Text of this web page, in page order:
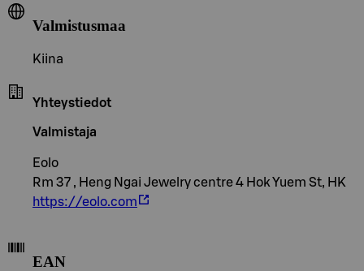
Valmistusmaa
Kiina
Yhteystiedot
Valmistaja
Eolo
Rm 37 , Heng Ngai Jewelry centre 4 Hok Yuem St, HK
https://eolo.com
EAN